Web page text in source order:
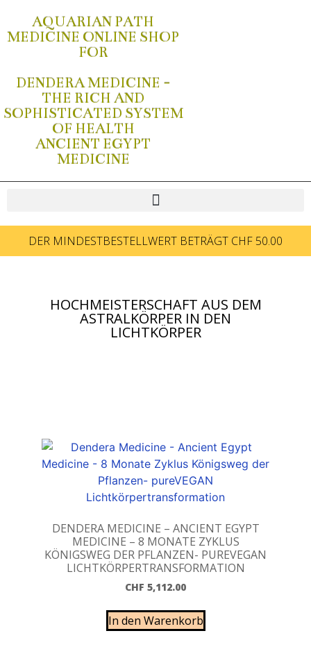
AQUARIAN PATH
MEDICINE ONLINE SHOP
FOR
DENDERA MEDICINE -
THE RICH AND
SOPHISTICATED SYSTEM
OF HEALTH
ANCIENT EGYPT
MEDICINE
DER MINDESTBESTELLWERT BETRÄGT CHF 50.00
HOCHMEISTERSCHAFT AUS DEM
ASTRALKÖRPER IN DEN
LICHTKÖRPER
DENDERA MEDICINE – ANCIENT EGYPT
MEDICINE – 8 MONATE ZYKLUS
KÖNIGSWEG DER PFLANZEN- PUREVEGAN
LICHTKÖRPERTRANSFORMATION
CHF 5,112.00
In den Warenkorb